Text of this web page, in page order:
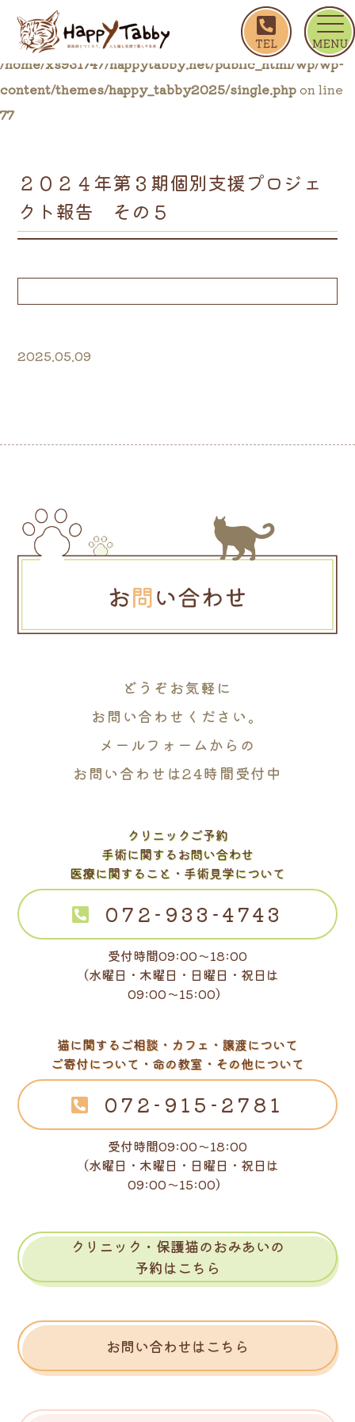
ホーム
２０２４年第３期個別支援
Warning: Trying to access array offset on false in
/home/xs931747/happytabby.net/public_html/wp/wp-
content/themes/happy_tabby2025/single.phpon line
77
２０２４年第３期個別支援プロジェ
クト報告 その５
2025.05.09
どうぞお気軽に
お問い合わせください。
メールフォームからの
お問い合わせは24時間受付中
クリニックご予約
手術に関するお問い合わせ
医療に関すること・手術見学について
072-933-4743
受付時間09:00～18:00
（水曜日・木曜日・日曜日・祝日は
09:00～15:00）
猫に関するご相談・カフェ・譲渡について
ご寄付について・命の教室・その他について
072-915-2781
受付時間09:00～18:00
（水曜日・木曜日・日曜日・祝日は
09:00～15:00）
クリニック・保護猫のおみあいの
予約はこちら
お問い合わせはこちら